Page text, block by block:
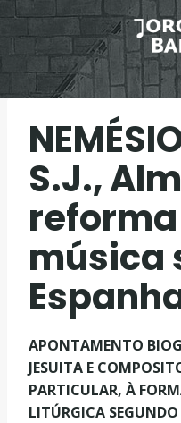
Skip
content
S.J.,
música
APONTAMENTO
JESUITA E
PARTICULAR, À
LITÚRGICA